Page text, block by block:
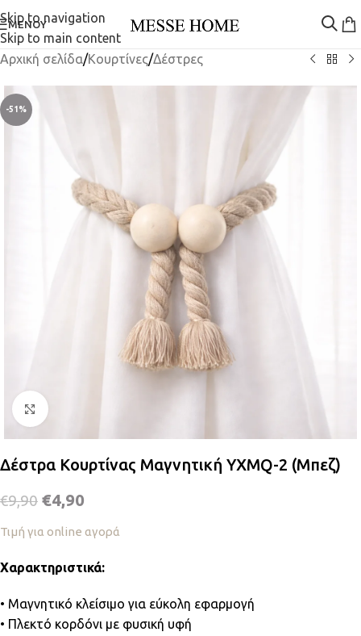
Skip to navigation
Skip to main content
ΜΕΝΟΎ
Αρχική σελίδα/Κουρτίνες/Δέστρες
-51%
Κλικ για μεγέθυνση
Δέστρα Κουρτίνας Μαγνητική YXMQ-2 (Μπεζ)
€9,90 €4,90
Τιμή για online αγορά
Χαρακτηριστικά:
• Μαγνητικό κλείσιμο για εύκολη εφαρμογή
• Πλεκτό κορδόνι με φυσική υφή